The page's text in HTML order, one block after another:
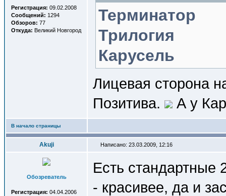
Регистрация: 09.02.2008
Сообщений: 1294
Обзоров: 77
Откуда: Великий Новгород
Терминатор
Трилогия
Карусель
Лицевая сторона
Позитива.
А у
В начало страницы
Akuji Написано: 23.03.2009, 12:16
Обозреватель
Регистрация: 04.04.2006
Есть стандартные
- красивее, да и